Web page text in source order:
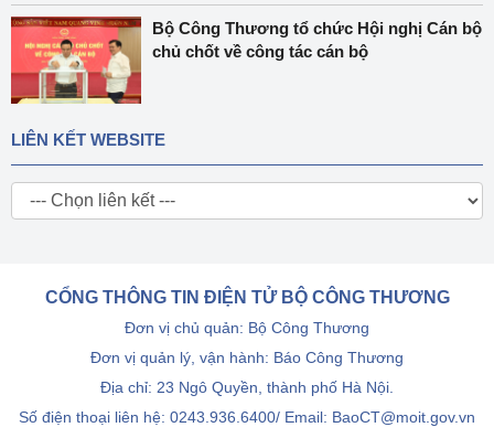
Bộ Công Thương tổ chức Hội nghị Cán bộ
chủ chốt về công tác cán bộ
LIÊN KẾT WEBSITE
CỔNG THÔNG TIN ĐIỆN TỬ BỘ CÔNG THƯƠNG
Đơn vị chủ quản: Bộ Công Thương
Đơn vị quản lý, vận hành: Báo Công Thương
Địa chỉ: 23 Ngô Quyền, thành phố Hà Nội.
Số điện thoại liên hệ: 0243.936.6400/ Email: BaoCT@moit.gov.vn